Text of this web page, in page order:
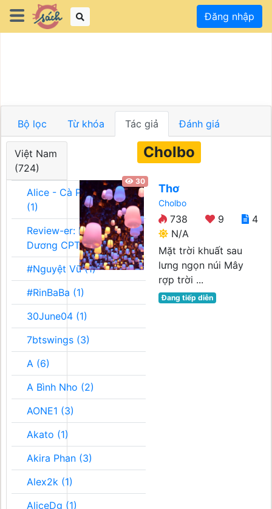
Đăng nhập
Bộ lọc Từ khóa Tác giả Đánh giá
Việt Nam
(724)
Alice - Cà Phê Team
(1)
Review-er: Dương
Dương CPT (1)
#Nguyệt Vũ (1)
#RinBaBa (1)
30June04 (1)
7btswings (3)
A (6)
A Bình Nho (2)
AONE1 (3)
Akato (1)
Akira Phan (3)
Alex2k (1)
AliceDg (1)
Cholbo
30
Thơ
Cholbo
738 9
4
N/A
Mặt trời khuất sau
lưng ngọn núi Mây
rợp trời ...
Đang tiếp diễn